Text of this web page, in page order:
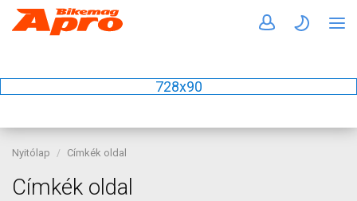
728x90
Nyitólap Címkék oldal
Címkék oldal